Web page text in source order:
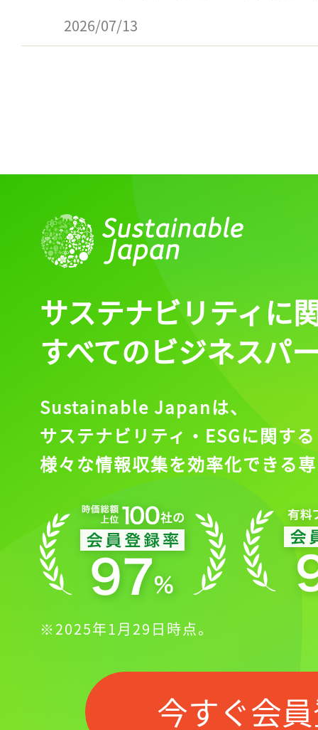
2026/07/13
サステナビリティに
すべてのビジネスパ
Sustainable Japanは、
サステナビリティ・ESGに関する
様々な情報収集を効率化できる
※2025年1月29日時点。
今すぐ会